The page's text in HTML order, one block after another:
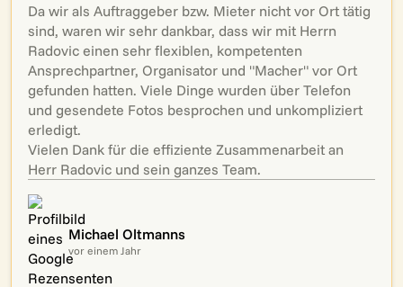
Da wir als Auftraggeber bzw. Mieter nicht vor Ort tätig
sind, waren wir sehr dankbar, dass wir mit Herrn
Radovic einen sehr flexiblen, kompetenten
Ansprechpartner, Organisator und "Macher" vor Ort
gefunden hatten. Viele Dinge wurden über Telefon
und gesendete Fotos besprochen und unkompliziert
erledigt.
Vielen Dank für die effiziente Zusammenarbeit an
Herr Radovic und sein ganzes Team.
Michael Oltmanns
vor einem Jahr